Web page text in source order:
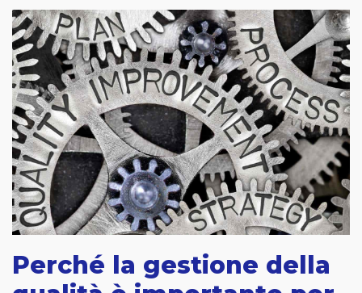
Perché la gestione della